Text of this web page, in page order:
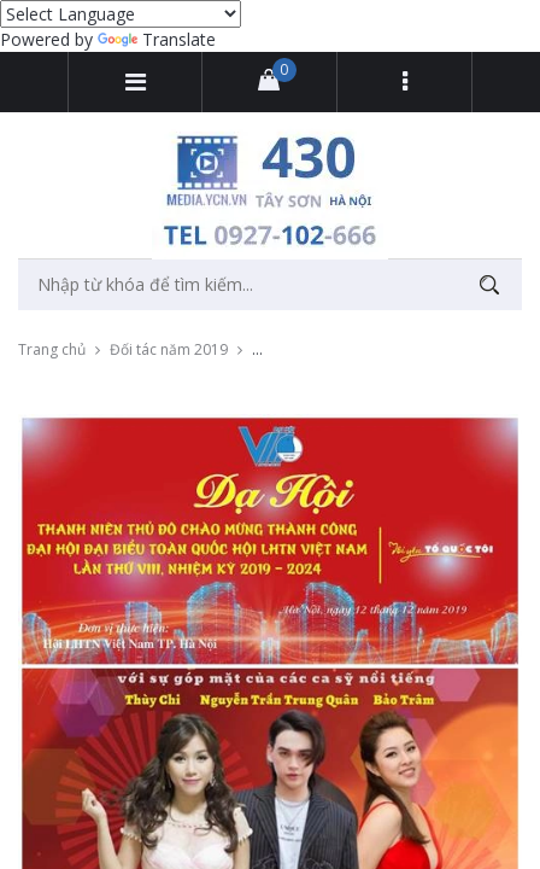
Powered by Translate
0
Trang chủ Đối tác năm 2019 Livestream dạ hội Thanh niên Thủ đô của